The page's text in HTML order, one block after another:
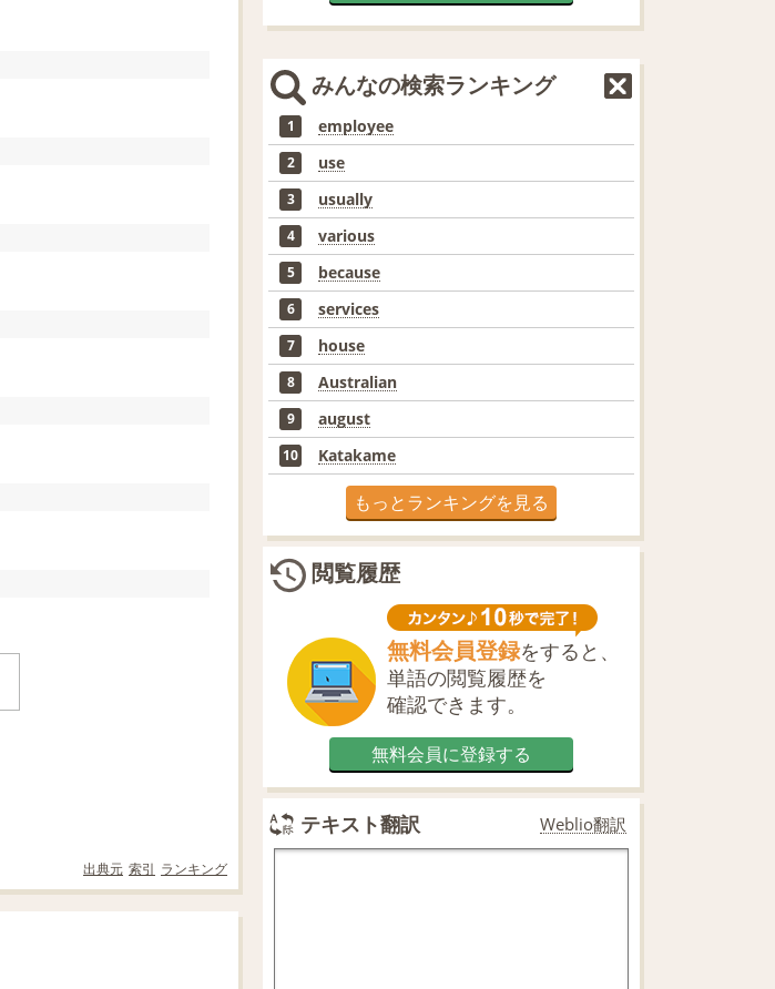
出典元 索引 ランキング
みんなの検索ランキング
1 employee
2 use
3 usually
4 various
5 because
6 services
7 house
8 Australian
9 august
10 Katakame
もっとランキングを見る
閲覧履歴
無料会員登録をすると、
単語の閲覧履歴を
確認できます。
無料会員に登録する
テキスト翻訳 Weblio翻訳